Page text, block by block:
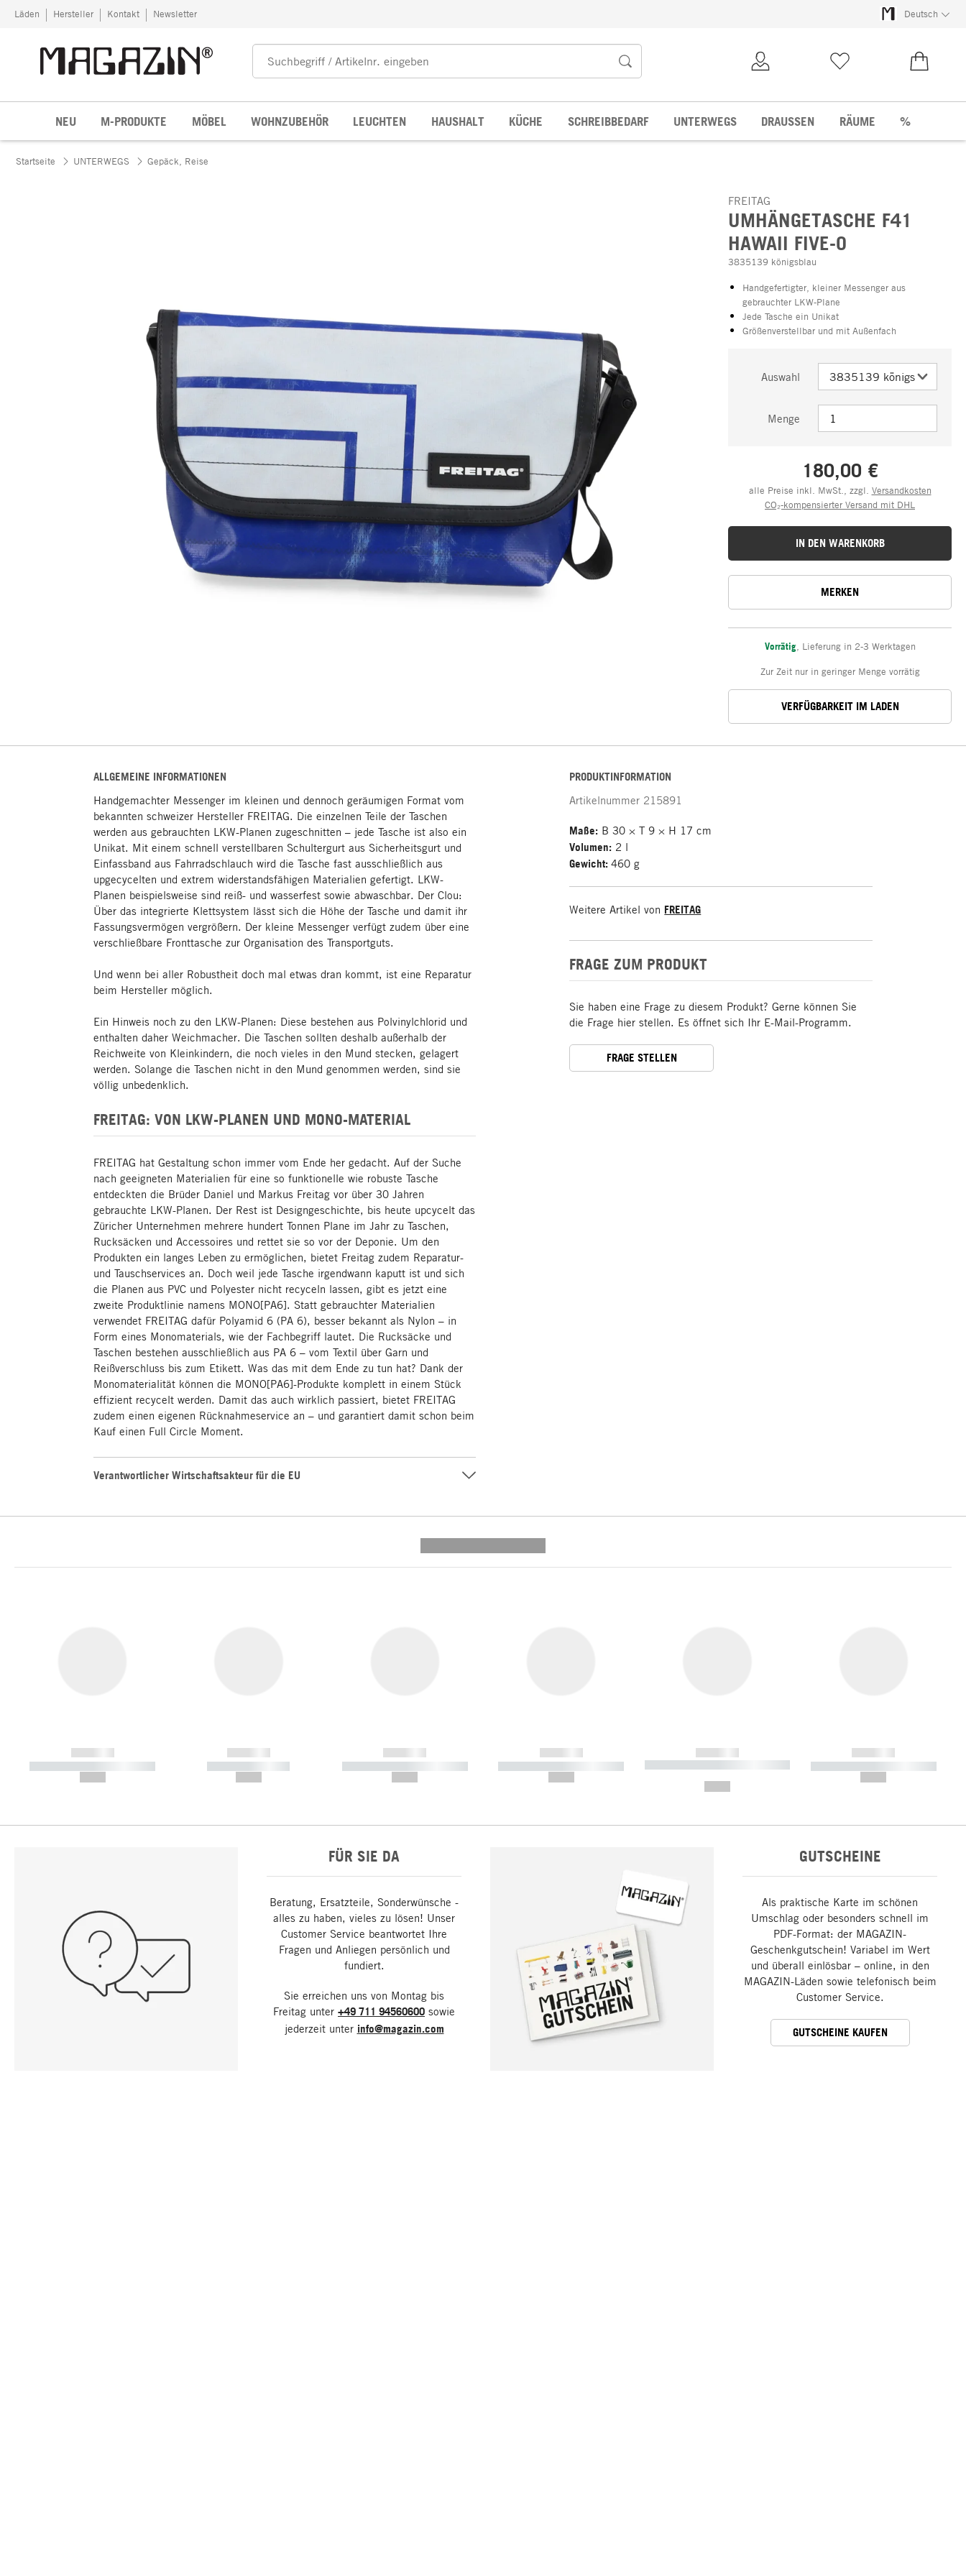
Zum Inhalt springen
Läden Hersteller Kontakt Newsletter Deutsch
NEU M-PRODUKTE MÖBEL WOHNZUBEHÖR LEUCHTEN HAUSHALT KÜCHE SCHREIBBEDARF UNTERWEGS DRAUSSEN RÄUME %
Startseite UNTERWEGS Gepäck, Reise
FREITAG
UMHÄNGETASCHE F41
HAWAII FIVE-O
3835139 königsblau
Handgefertigter, kleiner Messenger aus
gebrauchter LKW-Plane
Jede Tasche ein Unikat
Größenverstellbar und mit Außenfach
Auswahl
Menge
180,00 €
alle Preise inkl. MwSt., zzgl. Versandkosten
CO₂-kompensierter Versand mit DHL
IN DEN WARENKORB
MERKEN
Vorrätig, Lieferung in 2-3 Werktagen
Zur Zeit nur in geringer Menge vorrätig
VERFÜGBARKEIT IM LADEN
ALLGEMEINE INFORMATIONEN
Handgemachter Messenger im kleinen und dennoch geräumigen Format vom
bekannten schweizer Hersteller FREITAG. Die einzelnen Teile der Taschen
werden aus gebrauchten LKW-Planen zugeschnitten – jede Tasche ist also ein
Unikat. Mit einem schnell verstellbaren Schultergurt aus Sicherheitsgurt und
Einfassband aus Fahrradschlauch wird die Tasche fast ausschließlich aus
upgecycelten und extrem widerstandsfähigen Materialien gefertigt. LKW-
Planen beispielsweise sind reiß- und wasserfest sowie abwaschbar. Der Clou:
Über das integrierte Klettsystem lässt sich die Höhe der Tasche und damit ihr
Fassungsvermögen vergrößern. Der kleine Messenger verfügt zudem über eine
verschließbare Fronttasche zur Organisation des Transportguts.
Und wenn bei aller Robustheit doch mal etwas dran kommt, ist eine Reparatur
beim Hersteller möglich.
Ein Hinweis noch zu den LKW-Planen: Diese bestehen aus Polvinylchlorid und
enthalten daher Weichmacher. Die Taschen sollten deshalb außerhalb der
Reichweite von Kleinkindern, die noch vieles in den Mund stecken, gelagert
werden. Solange die Taschen nicht in den Mund genommen werden, sind sie
völlig unbedenklich.
FREITAG: VON LKW-PLANEN UND MONO-MATERIAL
FREITAG hat Gestaltung schon immer vom Ende her gedacht. Auf der Suche
nach geeigneten Materialien für eine so funktionelle wie robuste Tasche
entdeckten die Brüder Daniel und Markus Freitag vor über 30 Jahren
gebrauchte LKW-Planen. Der Rest ist Designgeschichte, bis heute upcycelt das
Züricher Unternehmen mehrere hundert Tonnen Plane im Jahr zu Taschen,
Rucksäcken und Accessoires und rettet sie so vor der Deponie. Um den
Produkten ein langes Leben zu ermöglichen, bietet Freitag zudem Reparatur-
und Tauschservices an. Doch weil jede Tasche irgendwann kaputt ist und sich
die Planen aus PVC und Polyester nicht recyceln lassen, gibt es jetzt eine
zweite Produktlinie namens MONO[PA6]. Statt gebrauchter Materialien
verwendet FREITAG dafür Polyamid 6 (PA 6), besser bekannt als Nylon – in
Form eines Monomaterials, wie der Fachbegriff lautet. Die Rucksäcke und
Taschen bestehen ausschließlich aus PA 6 – vom Textil über Garn und
Reißverschluss bis zum Etikett. Was das mit dem Ende zu tun hat? Dank der
Monomaterialität können die MONO[PA6]-Produkte komplett in einem Stück
effizient recycelt werden. Damit das auch wirklich passiert, bietet FREITAG
zudem einen eigenen Rücknahmeservice an – und garantiert damit schon beim
Kauf einen Full Circle Moment.
Verantwortlicher Wirtschaftsakteur für die EU
PRODUKTINFORMATION
Artikelnummer 215891
Maße: B 30 × T 9 × H 17 cm
Volumen: 2 l
Gewicht:460 g
Weitere Artikel von FREITAG
FRAGE ZUM PRODUKT
Sie haben eine Frage zu diesem Produkt? Gerne können Sie
die Frage hier stellen. Es öffnet sich Ihr E-Mail-Programm.
FRAGE STELLEN
------------
----------- ----------- -----------
------------
----------- -----------
------------
----------- ----------- -----------
------------
----------- ----------- -----------
------------
----------- ----------- ----------- ----
------------
----------- ----------- -----------
FÜR SIE DA
Beratung, Ersatzteile, Sonderwünsche -
alles zu haben, vieles zu lösen! Unser
Customer Service beantwortet Ihre
Fragen und Anliegen persönlich und
fundiert.
Sie erreichen uns von Montag bis
Freitag unter +49 711 94560600 sowie
jederzeit unter info@magazin.com
GUTSCHEINE
Als praktische Karte im schönen
Umschlag oder besonders schnell im
PDF-Format: der MAGAZIN-
Geschenkgutschein! Variabel im Wert
und überall einlösbar – online, in den
MAGAZIN-Läden sowie telefonisch beim
Customer Service.
GUTSCHEINE KAUFEN